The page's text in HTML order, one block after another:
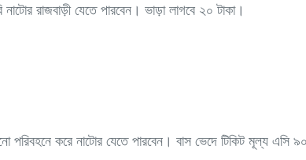
রাজবাড়ী যেতে পারবেন। ভাড়া লাগবে ২০ টাকা।
পরিবহনে করে নাটোর যেতে পারবেন। বাস ভেদে টিকিট মূল্য এসি